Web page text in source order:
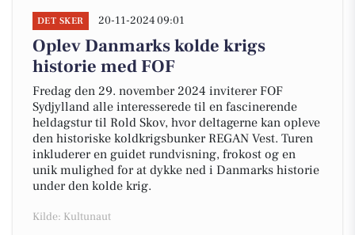
DET SKER 20-11-2024 09:01
Oplev Danmarks kolde krigs
historie med FOF
Fredag den 29. november 2024 inviterer FOF
Sydjylland alle interesserede til en fascinerende
heldagstur til Rold Skov, hvor deltagerne kan opleve
den historiske koldkrigsbunker REGAN Vest. Turen
inkluderer en guidet rundvisning, frokost og en
unik mulighed for at dykke ned i Danmarks historie
under den kolde krig.
Kilde: Kultunaut